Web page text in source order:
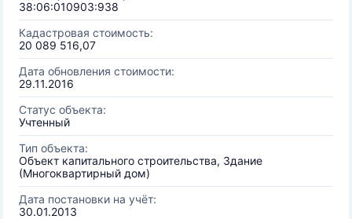
38:06:010903:938
Кадастровая стоимость:
20 089 516,07
Дата обновления стоимости:
29.11.2016
Статус объекта:
Учтенный
Тип объекта:
Объект капитального строительства, Здание
(Многоквартирный дом)
Дата постановки на учёт:
30.01.2013